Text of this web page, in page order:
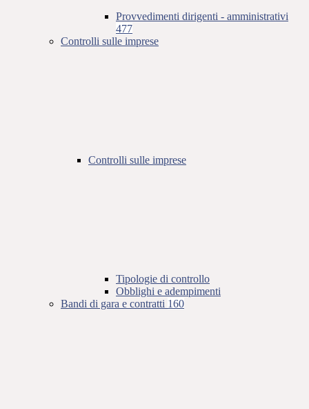
Provvedimenti dirigenti - amministrativi
477
Controlli sulle imprese
Controlli sulle imprese
Tipologie di controllo
Obblighi e adempimenti
Bandi di gara e contratti 160